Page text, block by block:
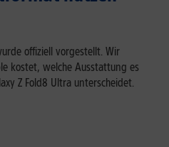
offiziell vorgestellt. Wir
kostet, welche Ausstattung es
Z Fold8 Ultra unterscheidet.